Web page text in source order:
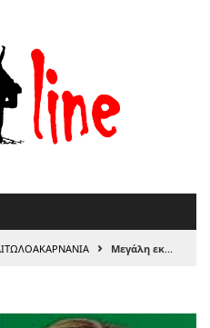
› Μεγάλη εκδήλωση για τα δυο χρόνια κοινοβουλευτικής θητείας πραγματοποιεί η Χριστίνα Σταρακά